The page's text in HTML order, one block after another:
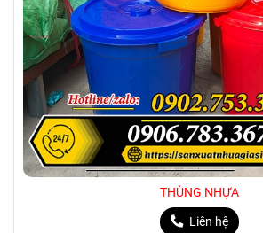
THÙNG NHỰA
Liên hệ